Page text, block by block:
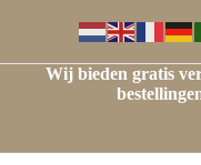
inhoudWij bieden gratis